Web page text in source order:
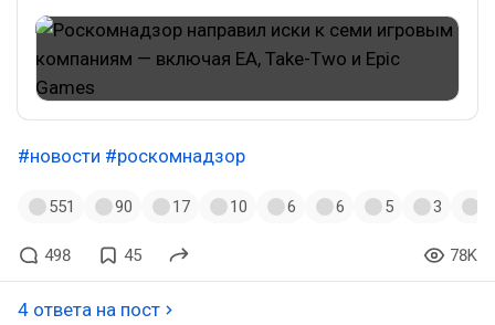
#новости #роскомнадзор
551 90 17 10 6 6 5 3
498 45 78K
4 ответа на пост